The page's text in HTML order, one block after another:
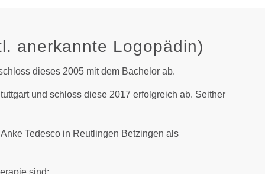
anerkannte Logopädin)
dieses 2005 mit dem Bachelor ab.
und schloss diese 2017 erfolgreich ab. Seither
Tedesco in Reutlingen Betzingen als